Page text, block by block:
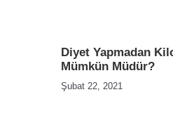
Diyet Yapmadan
Mümkün Müdür?
Şubat 22, 2021